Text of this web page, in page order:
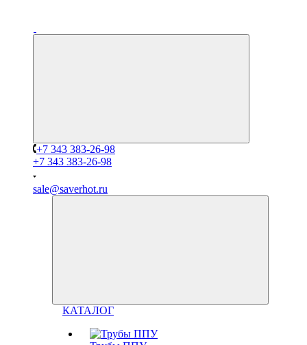
+7 343 383-26-98
+7 343 383-26-98
sale@saverhot.ru
КАТАЛОГ